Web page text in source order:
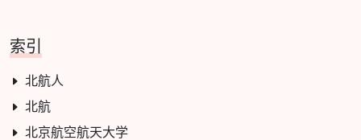
索引
北航人
北航
北京航空航天大学